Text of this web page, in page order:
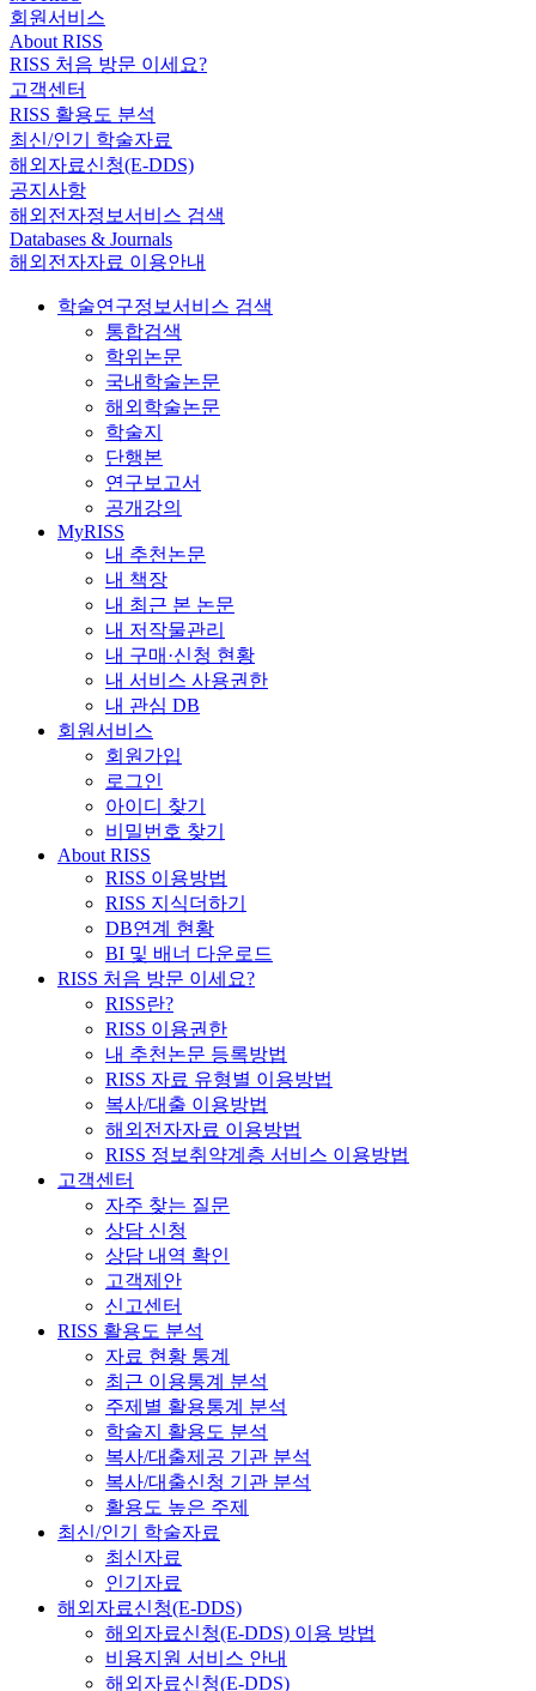
회원서비스
About RISS
RISS 처음 방문 이세요?
고객센터
RISS 활용도 분석
최신/인기 학술자료
해외자료신청(E-DDS)
공지사항
해외전자정보서비스 검색
Databases & Journals
해외전자자료 이용안내
학술연구정보서비스 검색
통합검색
학위논문
국내학술논문
해외학술논문
학술지
단행본
연구보고서
공개강의
MyRISS
내 추천논문
내 책장
내 최근 본 논문
내 저작물관리
내 구매·신청 현황
내 서비스 사용권한
내 관심 DB
회원서비스
회원가입
로그인
아이디 찾기
비밀번호 찾기
About RISS
RISS 이용방법
RISS 지식더하기
DB연계 현황
BI 및 배너 다운로드
RISS 처음 방문 이세요?
RISS란?
RISS 이용권한
내 추천논문 등록방법
RISS 자료 유형별 이용방법
복사/대출 이용방법
해외전자자료 이용방법
RISS 정보취약계층 서비스 이용방법
고객센터
자주 찾는 질문
상담 신청
상담 내역 확인
고객제안
신고센터
RISS 활용도 분석
자료 현황 통계
최근 이용통계 분석
주제별 활용통계 분석
학술지 활용도 분석
복사/대출제공 기관 분석
복사/대출신청 기관 분석
활용도 높은 주제
최신/인기 학술자료
최신자료
인기자료
해외자료신청(E-DDS)
해외자료신청(E-DDS) 이용 방법
비용지원 서비스 안내
해외자료신청(E-DDS)